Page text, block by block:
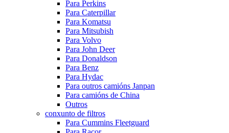
Para Perkins
Para Caterpillar
Para Komatsu
Para Mitsubish
Para Volvo
Para John Deer
Para Donaldson
Para Benz
Para Hydac
Para outros camións Janpan
Para camións de China
Outros
conxunto de filtros
Para Cummins Fleetguard